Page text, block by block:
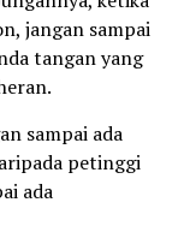
jangan sampai
tangan yang
sampai ada
petinggi
ada